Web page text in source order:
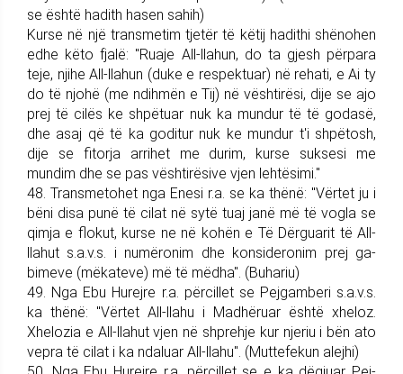
se është hadith hasen sahih)
Kurse në një transmetim tjetër të këtij hadithi shënohen
edhe këto fjalë: "Ruaje All-llahun, do ta gjesh përpara
teje, njihe All-llahun (duke e respektuar) në rehati, e Ai ty
do të njohë (me ndihmën e Tij) në vështirësi, dije se ajo
prej të cilës ke shpëtuar nuk ka mundur të të godasë,
dhe asaj që të ka goditur nuk ke mun­dur t'i shpëtosh,
dije se fitorja arrihet me durim, kurse suksesi me
mundim dhe se pas vështirësive vjen lehtësimi."
48. Trans­me­tohet nga Enesi r.a. se ka thënë: "Vërtet ju i
bëni disa punë të cilat në sytë tuaj janë më të vogla se
qimja e flokut, kurse ne në kohën e Të Dërguarit të All-
lla­hut s.a.v.s. i numëronim dhe kon­sideronim prej ga­
bimeve (mëkat­eve) më të mëdha". (Buhariu)
49. Nga Ebu Hurejre r.a. përci­llet se Pej­gam­be­ri s.a.v.s.
ka thënë: "Vërtet All-llahu i Madhëruar është xheloz.
Xhelozia e All-llahut vjen në shprehje kur njeriu i bën ato
vepra të cilat i ka ndaluar All-llahu". (Muttefekun alejhi)